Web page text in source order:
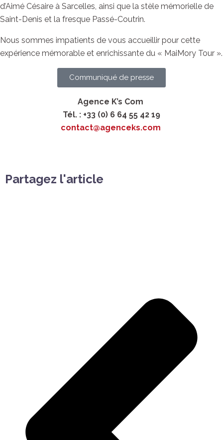
d’Aimé Césaire à Sarcelles, ainsi que la stèle mémorielle de
Saint-Denis et la fresque Passé-Coutrin.
Nous sommes impatients de vous accueillir pour cette
expérience mémorable et enrichissante du « MaiMory Tour ».
Communiqué de presse
Agence K’s Com
Tél. : +33 (0) 6 64 55 42 19
contact@agenceks.com
Partagez l'article